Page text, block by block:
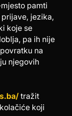
pamti
jezika,
koje se
pa ih nije
na
njegovih
tražit
koji